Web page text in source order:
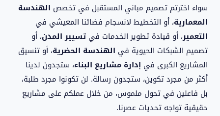
سواء اخترتم تصميم مباني المستقبل في تخصص الهندسة
المعمارية، أو التخطيط لانسجام فضائنا المعيشي في
التعمير، أو قيادة تطوير الخدمات في تسيير المدن، أو
تصميم الشبكات الحيوية في الهندسة الحضرية، أو تنسيق
المشاريع الكبرى في إدارة مشاريع البناء، ستجدون لدينا
أكثر من مجرد تكوين، ستجدون رسالة. لن تكونوا مجرد طلبة،
بل فاعلين في تحول ملموس، من خلال عملكم على مشاريع
حقيقية تواجه تحديات عصرنا.